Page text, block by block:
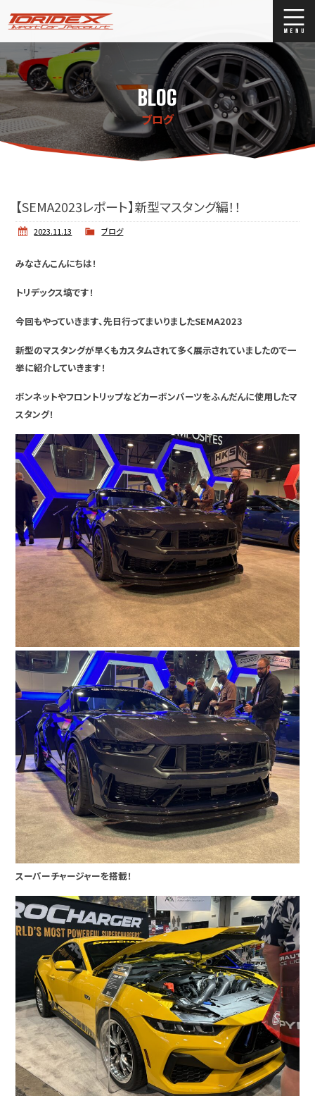
ブログ
Stock list
ストックリスト
買取
BLOG
ブログ
【SEMA2023レポート】新型マスタング編！！
2023.11.13 ブログ
みなさんこんにちは！
トリデックス塙です！
今回もやっていきます、先日行ってまいりましたSEMA2023
新型のマスタングが早くもカスタムされて多く展示されていましたので一
挙に紹介していきます！
ボンネットやフロントリップなどカーボンパーツをふんだんに使用したマ
スタング！
スーパーチャージャーを搭載！